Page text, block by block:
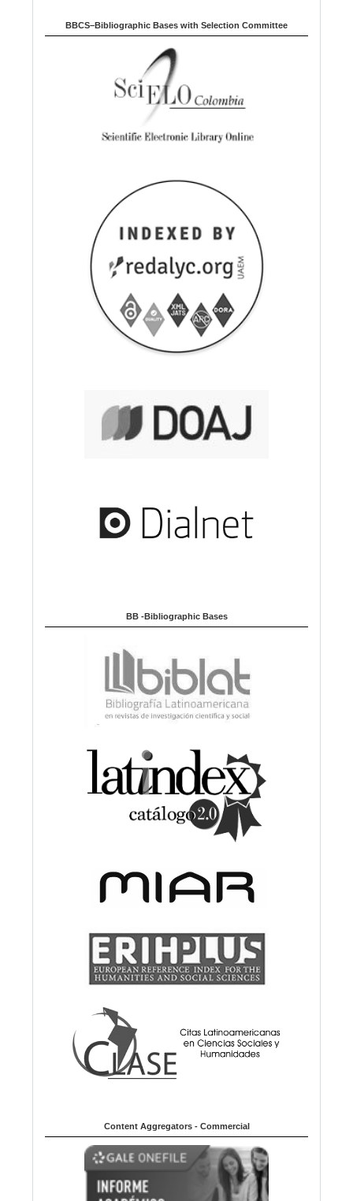
BBCS–Bibliographic Bases with Selection Committee
BB -Bibliographic Bases
Content Aggregators - Commercial